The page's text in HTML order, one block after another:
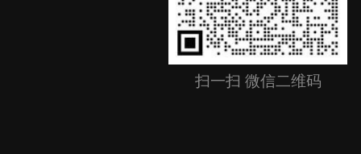
扫一扫 微信二维码